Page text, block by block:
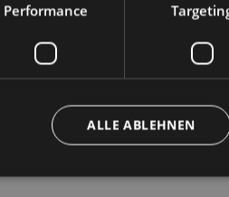
Performance
ALLE ABLEHNEN